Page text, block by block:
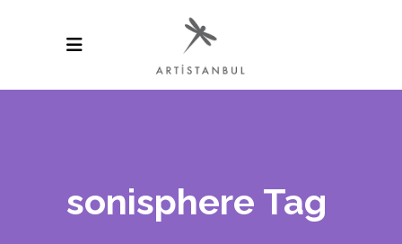
sonisphere Tag